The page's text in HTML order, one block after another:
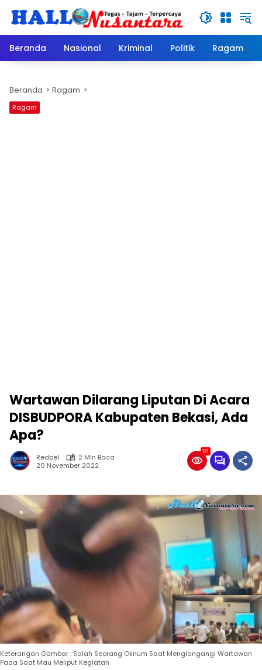
Beranda
Nasional Kriminal Politik Ragam
Beranda Ragam
Ragam
Wartawan Dilarang Liputan Di Acara
DISBUDPORA Kabupaten Bekasi, Ada
Apa?
Redpel
2 Min Baca
20 November 2022
121
Keterangan Gambar : Salah Seorang Oknum Saat Menglangangi Wartawan
Pada Saat Mau Meliput Kegiatan